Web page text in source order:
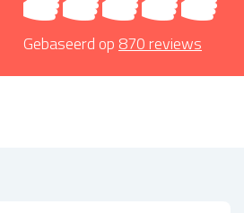
Gebaseerd op 870reviews